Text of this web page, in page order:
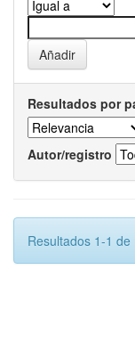
Resultados por
Autor/registro
Resultados 1-1 de